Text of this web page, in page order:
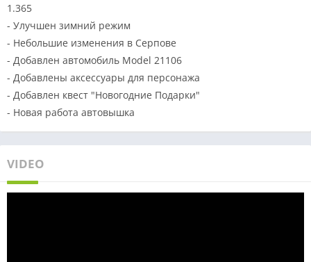
1.365
- Улучшен зимний режим
- Небольшие изменения в Серпове
- Добавлен автомобиль Model 21106
- Добавлены аксессуары для персонажа
- Добавлен квест "Новогодние Подарки"
- Новая работа автовышка
VIDEO